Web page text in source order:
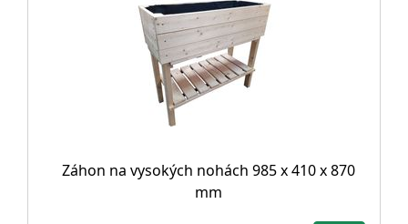
Záhon na vysokých nohách 985 x 410 x 870
mm